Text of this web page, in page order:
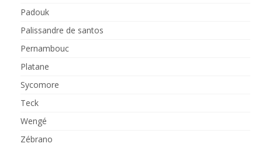
Padouk
Palissandre de santos
Pernambouc
Platane
Sycomore
Teck
Wengé
Zébrano